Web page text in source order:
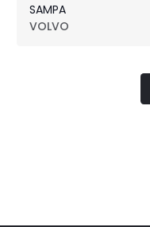
SAMPA
VOLVO